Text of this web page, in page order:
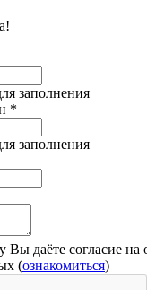
заполнения
*
заполнения
Вы даёте согласие
(ознакомиться)